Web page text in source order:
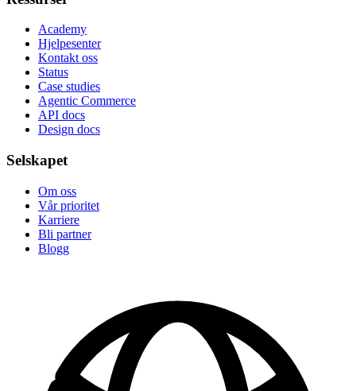
Academy
Hjelpesenter
Kontakt oss
Status
Case studies
Agentic Commerce
API docs
Design docs
Selskapet
Om oss
Vår prioritet
Karriere
Bli partner
Blogg